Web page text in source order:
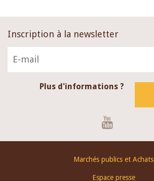
Inscription à la newsletter
Plus d'informations ?
Marchés publics et Achats
Espace presse